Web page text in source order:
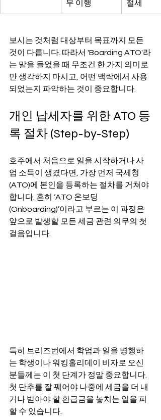
무 이행 절세
보시는 것처럼 대상부터 목표까지 모든
것이 다릅니다. 따라서 'Boarding ATO'라
는 말을 들었을 때 무조건 한 가지 의미로
만 생각하지 마시고, 어떤 맥락에서 사용
되었는지 파악하는 것이 중요합니다.
개인 납세자를 위한 ATO 등
록 절차 (Step-by-Step)
호주에서 처음으로 일을 시작하거나 사
업 소득이 생겼다면, 가장 먼저 국세청
(ATO)에 본인을 등록하는 절차를 거쳐야
합니다. 흔히 ‘ATO 온보딩
(Onboarding)’이라고 부르는 이 과정은
앞으로 발생할 모든 세금 관련 의무의 첫
걸음입니다.
특히 브리즈번에서 학업과 일을 병행하
는 학생이나 워킹홀리데이 비자로 오신
분들께는 이 첫 단계가 정말 중요합니다.
첫 단추를 잘 꿰어야 나중에 세금을 더 내
거나 받아야 할 환급금을 놓치는 일을 피
할 수 있습니다.